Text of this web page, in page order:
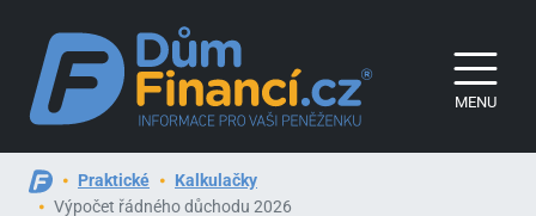
MENU
Praktické
Kalkulačky
Výpočet řádného důchodu 2026